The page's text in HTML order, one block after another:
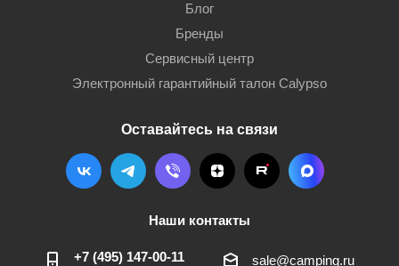
Блог
Бренды
Сервисный центр
Электронный гарантийный талон Calypso
Оставайтесь на связи
Наши контакты
+7 (495) 147-00-11 sale@camping.ru